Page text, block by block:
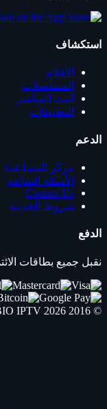
استكشاف
الأفلام
المسلسلات
البث المباشر
التطبيقات
الدعم
مركز المساعدة
الأسئلة الشائعة
Contact Us
شروط الخدمة
الدفع
نقبل جميع بطاقات
© 2016 2026
IPTV